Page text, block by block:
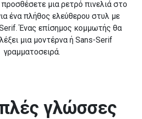
μια ρετρό πινελιά στο
ένα πλήθος ελεύθερου στυλ με
Ένας επίσημος κομμωτής θα
μια μοντέρνα ή Sans-Serif
γραμματοσειρά.
γλώσσες